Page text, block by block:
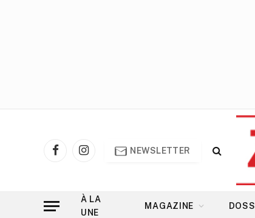
FacebookInstagram
NEWSLETTER
À LA
UNE
MAGAZINE